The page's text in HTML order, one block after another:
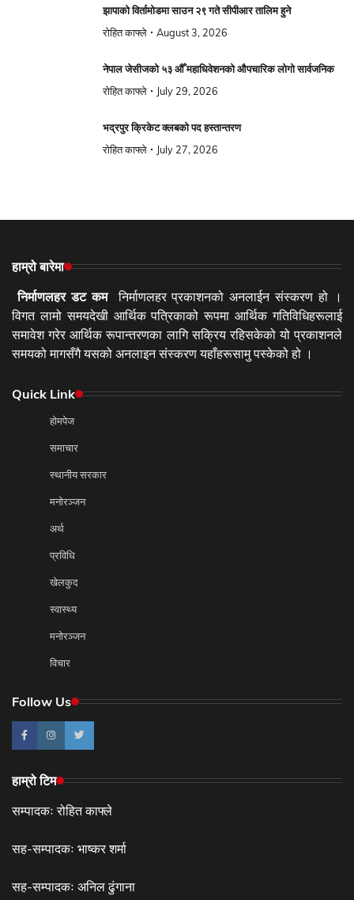
झापाको विर्तामोडमा साउन २९ गते सीपीआर तालिम हुने
रोहित काफ्ले August 3, 2026
नेपाल जेसीजको ५३ औँ महाधिवेशनको औपचारिक लोगो सार्वजनिक
रोहित काफ्ले July 29, 2026
भद्रपुर क्रिकेट क्लबको पद हस्तान्तरण
रोहित काफ्ले July 27, 2026
हाम्रो बारेमा
निर्माणलहर डट कमनिर्माणलहर प्रकाशनको अनलाईन संस्करण हो ।
विगत लामो समयदेखी आर्थिक पत्रिकाको रूपमा आर्थिक गतिविधिहरूलाई
समावेश गरेर आर्थिक रूपान्तरणका लागि सक्रिय रहिसकेको यो प्रकाशनले
समयको मागसँगै यसको अनलाइन संस्करण यहाँहरूसामु पस्केको हो ।
Quick Link
होमपेज
समाचार
स्थानीय सरकार
मनोरञ्जन
अर्थ
प्रविधि
खेलकुद
स्वास्थ्य
मनोरञ्जन
विचार
Follow Us
हाम्रो टिम
सम्पादकः रोहित काफ्ले
सह-सम्पादकः भाष्कर शर्मा
सह-सम्पादकः अनिल ढुंगाना